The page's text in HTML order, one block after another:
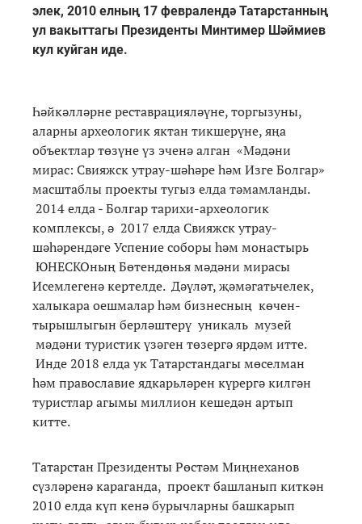
элек, 2010 елның 17 февралендә Татарстанның
ул вакыттагы Президенты Минтимер Шәймиев
кул куйган иде.
Һәйкәлләрне реставрацияләүне, торгызуны,
аларны археологик яктан тикшерүне, яңа
объектлар төзүне үз эченә алган «Мәдәни
мирас: Свияжск утрау-шәһәре һәм Изге Болгар»
масштаблы проекты тугыз елда тәмамланды.
2014 елда - Болгар тарихи-археологик
комплексы, ә 2017 елда Свияжск утрау-
шәһәрендәге Успение соборы һәм монастырь
ЮНЕСКОның Бөтендөнья мәдәни мирасы
Исемлегенә кертелде. Дәүләт, җәмәгатьчелек,
халыкара оешмалар һәм бизнесның көчен-
тырышлыгын берләштерү уникаль музей
мәдәни туристик үзәген төзергә ярдәм итте.
Инде 2018 елда ук Татарстандагы мөселман
һәм православие ядкарьләрен күрергә килгән
туристлар агымы миллион кешедән артып
китте.
Татарстан Президенты Рөстәм Миңнеханов
сүзләренә караганда, проект башланып киткән
2010 елда күп кенә бурычларны башкарып